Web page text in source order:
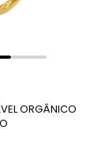
ORGÂNICO